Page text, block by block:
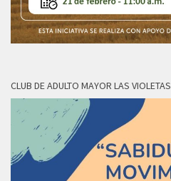
CLUB DE ADULTO MAYOR LAS VIOLETAS